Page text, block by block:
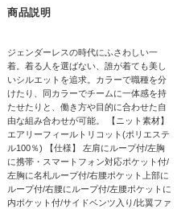
商品説明
ジェンダーレスの時代にふさわしい一
着。着る人を選ばない、誰が着ても美し
いシルエットを追求。カラーで職種を分
けたり、同カラーでチームに一体感を持
たせたりと、働き方や目的に合わせた自
由な組み合わせが可能。 【ニット素材】
エアリーフィールトリコット(ポリエステ
ル100％) 【仕様】 左肩にループ付/左胸
に携帯・スマートフォン対応ポケット付/
左胸に名札ループ付/右腰ポケット上部に
ループ付/右腰にループ付/左腰ポケットに
内ポケット付/サイドベンツ入り/比翼ファ